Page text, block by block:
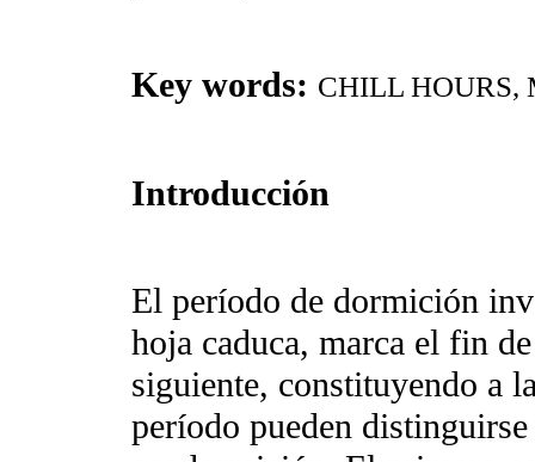
Key words: CHILL HOURS,
Introducción
El período de dormición
hoja caduca, marca el fin
siguiente, constituyendo a
período pueden